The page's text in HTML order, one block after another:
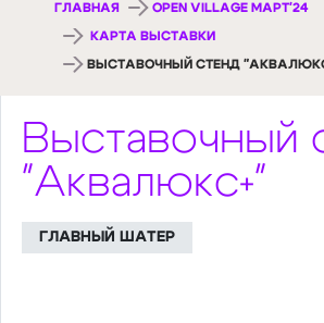
ГЛАВНАЯ OPEN VILLAGE МАРТ'24
КАРТА ВЫСТАВКИ
ВЫСТАВОЧНЫЙ СТЕНД
Выставочный
"Аквалюкс+"
ГЛАВНЫЙ ШАТЕР